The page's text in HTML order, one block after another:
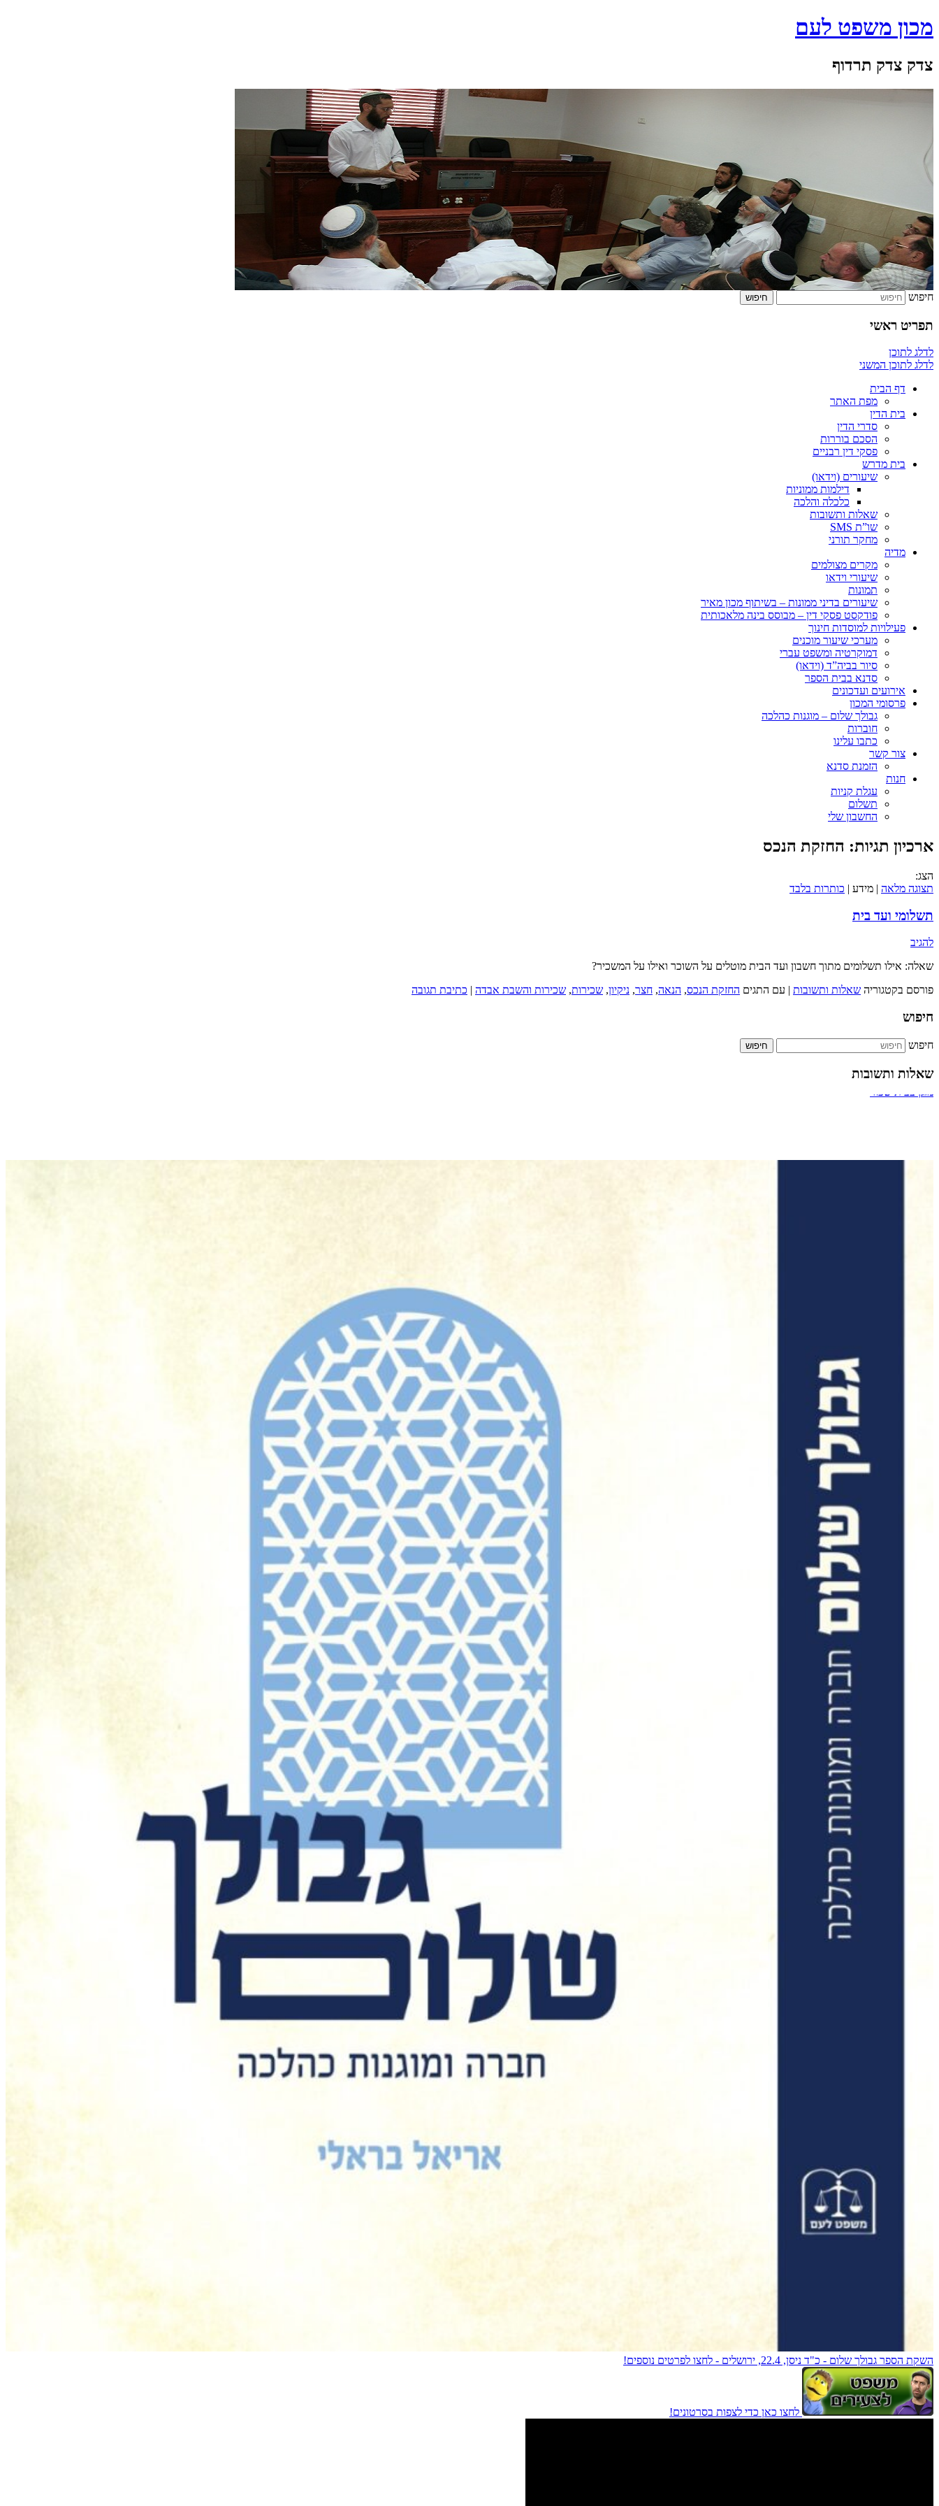
מכון משפט לעם
צדק צדק תרדוף
חיפוש
תפריט ראשי
לדלג לתוכן
לדלג לתוכן המשני
דף הבית
מפת האתר
בית הדין
סדרי הדין
הסכם בוררות
פסקי דין רבניים
בית מדרש
שיעורים (וידאו)
דילמות ממוניות
כלכלה והלכה
שאלות ותשובות
שו”ת SMS
מחקר תורני
מדיה
מקרים מצולמים
שיעורי וידאו
תמונות
שיעורים בדיני ממונות – בשיתוף מכון מאיר
פודקסט פסקי דין – מבוסס בינה מלאכותית
פעילויות למוסדות חינוך
מערכי שיעור מוכנים
דמוקרטיה ומשפט עברי
סיור בביה”ד (וידאו)
סדנא בבית הספר
אירועים ועדכונים
פרסומי המכון
גבולך שלום – מוגנות כהלכה
חוברות
כתבו עלינו
צור קשר
הזמנת סדנא
חנות
עגלת קניות
תשלום
החשבון שלי
ארכיון תגיות: החזקת הנכס
הצג:
תצוגה מלאה | מידע | כותרות בלבד
תשלומי ועד בית
להגיב
שאלה: אילו תשלומים מתוך חשבון ועד הבית מוטלים על השוכר ואילו על המשכיר?
פורסם בקטגוריה שאלות ותשובות עם התגים החזקת הנכס, הנאה, חצר, ניקיון, שכירות, שכירות והשבת אבדה כתיבת תגובה
חיפוש
חיפוש
שאלות ותשובות
השקת הספר גבולך שלום - כ"ד ניסן, 22.4, ירושלים - לחצו לפרטים נוספים!
לחצו כאן כדי לצפות בסרטונים!